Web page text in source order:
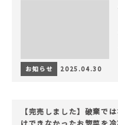
お知らせ 2025.04.30
【完売しました】破棄で
けできなかったお惣菜を